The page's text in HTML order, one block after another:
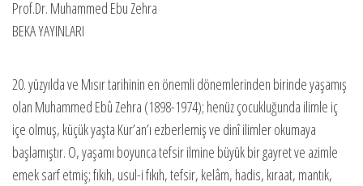
Prof.Dr. Muhammed Ebu Zehra
BEKA YAYINLARI
20. yüzyılda ve Mısır tarihinin en önemli dönemlerinden birinde yaşamış
olan Muhammed Ebû Zehra (1898-1974); henüz çocukluğunda ilimle iç
içe olmuş, küçük yaşta Kur’an’ı ezberlemiş ve dinî ilimler okumaya
başlamıştır. O, yaşamı boyunca tefsir ilmine büyük bir gayret ve azimle
emek sarf etmiş; fıkıh, usul-i fıkıh, tefsir, kelâm, hadis, kıraat, mantık,